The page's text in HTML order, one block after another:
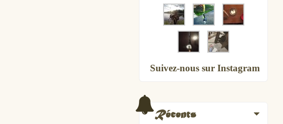
Suivez-nous sur Instagram
Récents